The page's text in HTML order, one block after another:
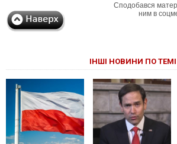
Сподобався
ним в
ІНШІ НОВИНИ ПО ТЕМІ